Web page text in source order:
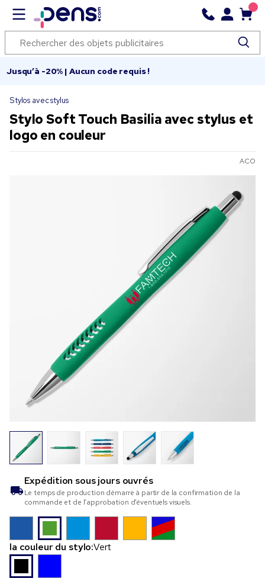
Jusqu’à -20% | Aucun code requis !
Stylos avec stylus
Stylo Soft Touch Basilia avec stylus et
logo en couleur
ACO
Expédition sousjours ouvrés
Le temps de production démarre à partir de la confirmation de la
commande et de l’approbation d’éventuels visuels.
la couleur du stylo:Vert